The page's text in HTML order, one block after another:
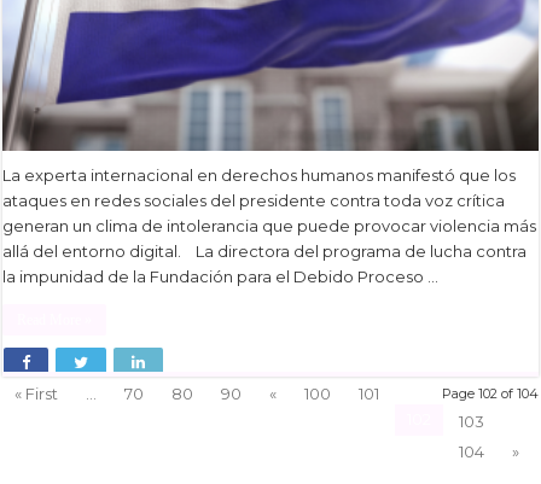
La experta internacional en derechos humanos manifestó que los
ataques en redes sociales del presidente contra toda voz crítica
generan un clima de intolerancia que puede provocar violencia más
allá del entorno digital. La directora del programa de lucha contra
la impunidad de la Fundación para el Debido Proceso …
Page 102 of 104
« First 70 80 90 « 100
101
103
104
»